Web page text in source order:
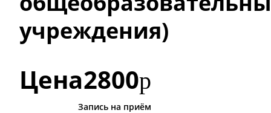
учреждения)
Цена2800р
Запись на приём